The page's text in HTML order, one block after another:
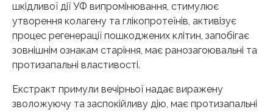
шкідливої дії УФ випромінювання, стимулює
утворення колагену та глікопротеїнів, активізує
процес регенерації пошкоджених клітин, запобігає
зовнішнім ознакам старіння, має ранозагоювальні та
протизапальні властивості.
Екстракт примули вечірньої надає виражену
зволожуючу та заспокійливу дію, має протизапальні